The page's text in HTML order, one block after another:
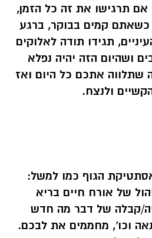
אם תרגישו את זה כל הזמן,
כשאתם קמים בבוקר, ברגע
תגידו תודה לאלוקים
ושהיום הזה יהיה נפלא
שתלווה אתכם כל היום ואז
ולנצח.
הגוף כמו למשל:
של אורח חיים בריא
קבלה של דבר מה חדש
וכו', מחממים את לבכם.